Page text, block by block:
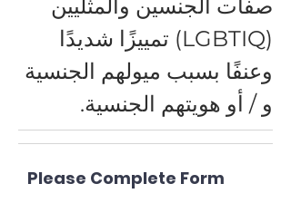
صفات الجنسين والمثليين
(LGBTIQ) تمييزًا شديدًا
وعنفًا بسبب ميولهم الجنسية
و / أو هويتهم الجنسية.
Please Complete Form